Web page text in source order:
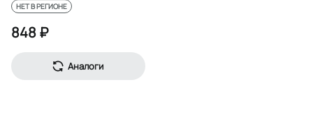
НЕТ В РЕГИОНЕ
848 ₽
Аналоги